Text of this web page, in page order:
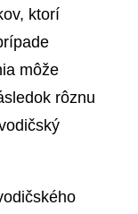
ktorí
môže
rôznu